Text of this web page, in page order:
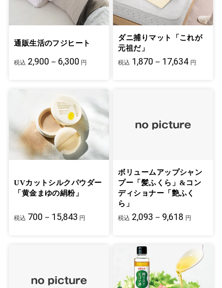
通販生活のフジヒート
税込 2,900－6,300 円
ダニ捕りマット「これが
元祖だ」
税込 1,870－17,634 円
UVカットシルクパウダー
「黄金まゆの絹粉」
税込 700－15,843 円
ボリュームアップシャン
プー「髪ふくら」&コン
ディショナー「艶ふく
ら」
税込 2,093－9,618 円